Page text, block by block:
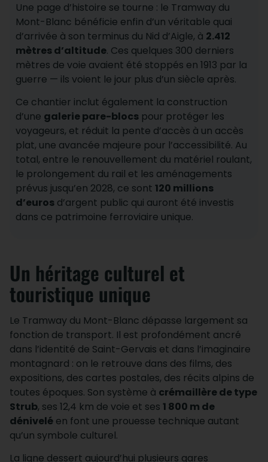
Une page d’histoire se tourne : le Tramway du
Mont-Blanc bénéficie enfin d’un véritable quai
d’arrivée à son terminus du Nid d’Aigle, à 2.412
mètres d’altitude. Ces quelques 300 derniers
mètres de voie avaient été stoppés en 1913 par la
guerre — ils voient le jour plus d’un siècle après.
Ce chantier inclut également la construction
d’une galerie pare-blocs pour protéger les
voyageurs, et réduit la pente d’accès à un accès
plat, une avancée majeure pour l’accessibilité. Au
total, entre le renouvellement du matériel roulant,
le prolongement du rail et les aménagements
prévus jusqu’en 2028, ce sont 120 millions
d’euros d’argent public qui auront été investis
dans ce patrimoine ferroviaire unique.
Un héritage culturel et
touristique unique
Le Tramway du Mont-Blanc dépasse largement sa
fonction de transport. Il est profondément ancré
dans l’identité de Saint-Gervais et dans l’imaginaire
montagnard : on le retrouve dans des films, des
expositions, des cartes postales, des récits alpins de
toutes époques. Son système à crémaillère de type
Strub, ses 12,4 km de voie et ses 1 800 m de
dénivelé en font une prouesse technique autant
qu’un symbole culturel.
La ligne dessert aujourd’hui plusieurs gares